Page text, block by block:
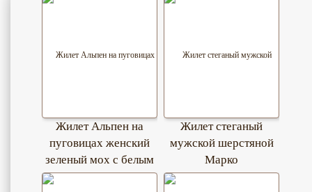
Жилет Альпен на
пуговицах женский
зеленый мох с белым
Жилет стеганый
мужской шерстяной
Марко